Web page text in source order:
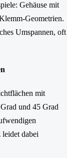
Gehäuse mit
Geometrien.
Umspannen, oft
mit
und 45 Grad
dabei